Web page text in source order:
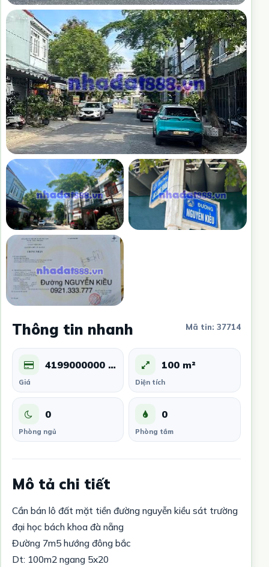
Thông tin nhanh Mã tin: 37714
4199000000 Tỷ
Giá
100 m²
Diện tích
0
Phòng ngủ
0
Phòng tắm
Mô tả chi tiết
Cần bán lô đất mặt tiền đường nguyễn kiều sát trường
đại học bách khoa đà nẵng
Đường 7m5 hướng đông bắc
Dt: 100m2 ngang 5x20